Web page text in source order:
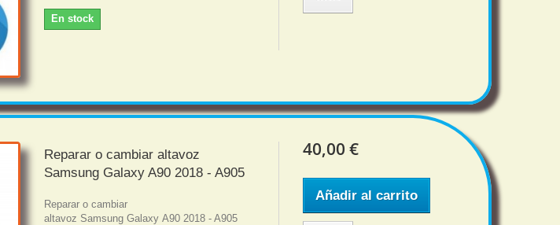
En stock
Reparar o cambiar altavoz
Samsung Galaxy A90 2018 - A905
Reparar o cambiar
altavoz Samsung Galaxy A90 2018 - A905
40,00 €
Añadir al carrito